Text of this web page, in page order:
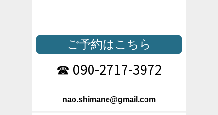
ご予約はこちら
☎ 090-2717-3972
nao.shimane@gmail.com